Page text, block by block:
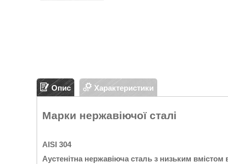
Опис Характеристики
Марки нержавіючої сталі
AISI 304
Аустенітна нержавіюча сталь з низьким